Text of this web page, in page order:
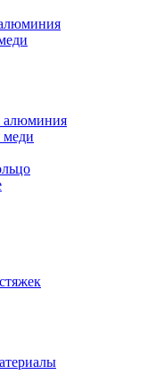
алюминия
меди